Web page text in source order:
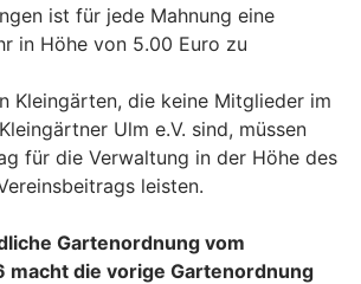
ist für jede Mahnung eine
in Höhe von 5.00 Euro zu
Kleingärten, die keine Mitglieder im
Ulm e.V. sind, müssen
für die Verwaltung in der Höhe des
leisten.
Gartenordnung vom
macht die vorige Gartenordnung